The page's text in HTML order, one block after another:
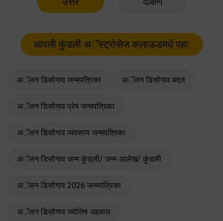
अॅलन डिसोगाव जन्मपत्रिका अॅलन डिसोगाव बद्दल
अॅलन डिसोगाव प्रेम जन्मपत्रिका
अॅलन डिसोगाव व्यवसाय जन्मपत्रिका
अॅलन डिसोगाव जन्म कुंडली/ जन्म आलेख/ कुंडली
अॅलन डिसोगाव 2026 जन्मपत्रिका
अॅलन डिसोगाव ज्योतिष अहवाल